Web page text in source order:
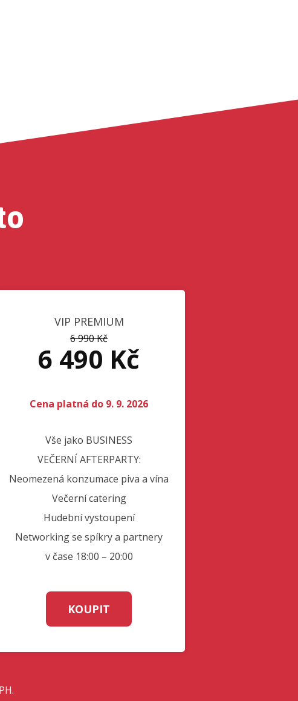
VIP PREMIUM
6 990 Kč
6 490 Kč
Cena platná do 9. 9. 2026
Vše jako BUSINESS
VEČERNÍ AFTERPARTY:
Neomezená konzumace piva a vína
Večerní catering
Hudební vystoupení
Networking se spíkry a partnery
v čase 18:00 – 20:00
KOUPIT